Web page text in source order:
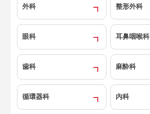
外科 整形外科
眼科 耳鼻咽喉科
歯科 麻酔科
循環器科 内科